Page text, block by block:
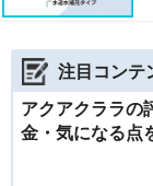
注目コンテ
アクアクララの
金・気になる点